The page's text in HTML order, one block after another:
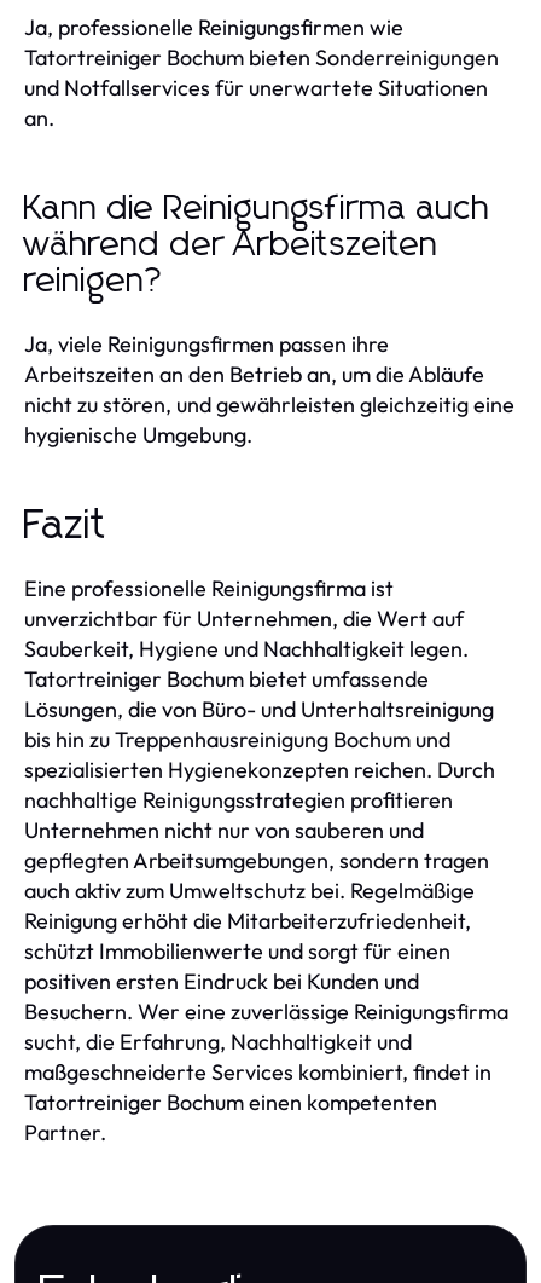
Ja, professionelle Reinigungsfirmen wie
Tatortreiniger Bochum bieten Sonderreinigungen
und Notfallservices für unerwartete Situationen
an.
Kann die Reinigungsfirma auch
während der Arbeitszeiten
reinigen?
Ja, viele Reinigungsfirmen passen ihre
Arbeitszeiten an den Betrieb an, um die Abläufe
nicht zu stören, und gewährleisten gleichzeitig eine
hygienische Umgebung.
Fazit
Eine professionelle Reinigungsfirma ist
unverzichtbar für Unternehmen, die Wert auf
Sauberkeit, Hygiene und Nachhaltigkeit legen.
Tatortreiniger Bochum bietet umfassende
Lösungen, die von Büro- und Unterhaltsreinigung
bis hin zu Treppenhausreinigung Bochum und
spezialisierten Hygienekonzepten reichen. Durch
nachhaltige Reinigungsstrategien profitieren
Unternehmen nicht nur von sauberen und
gepflegten Arbeitsumgebungen, sondern tragen
auch aktiv zum Umweltschutz bei. Regelmäßige
Reinigung erhöht die Mitarbeiterzufriedenheit,
schützt Immobilienwerte und sorgt für einen
positiven ersten Eindruck bei Kunden und
Besuchern. Wer eine zuverlässige Reinigungsfirma
sucht, die Erfahrung, Nachhaltigkeit und
maßgeschneiderte Services kombiniert, findet in
Tatortreiniger Bochum einen kompetenten
Partner.